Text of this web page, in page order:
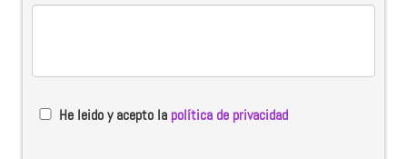
He leido y acepto la política de privacidad